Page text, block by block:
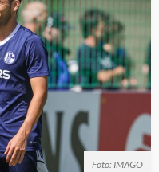
Foto: IMAGO